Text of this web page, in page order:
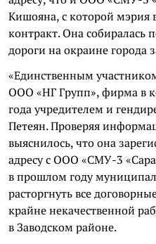
Кишояна, с которой мэрия
контракт. Она собиралась
дороги на окраине города
«Единственным
ООО «НГ Групп», фирма в
года учредителем и
Петеян. Проверяя
выяснилось, что она
адресу с ООО «СМУ-3
в прошлом году
расторгнуть все
крайне некачественной
в Заводском районе.